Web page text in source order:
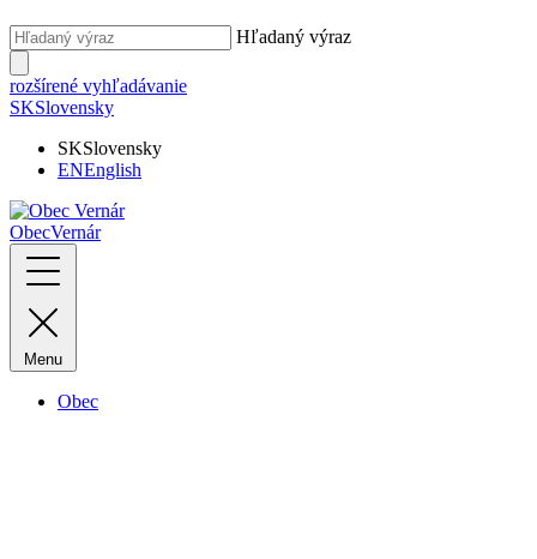
Hľadaný výraz
rozšírené vyhľadávanie
SKSlovensky
SKSlovensky
ENEnglish
ObecVernár
Menu
Obec